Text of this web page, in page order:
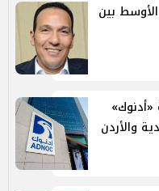
بين
«أدنوك»
والأردن